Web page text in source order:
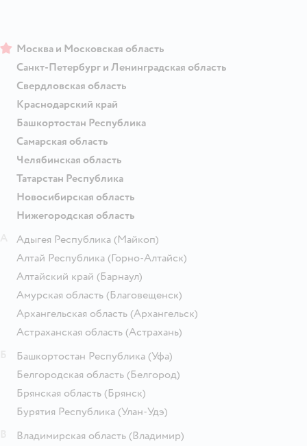
Москва и Московская область
Санкт-Петербург и Ленинградская область
Свердловская область
Краснодарский край
Башкортостан Республика
Самарская область
Челябинская область
Татарстан Республика
Новосибирская область
Нижегородская область
Адыгея Республика (Майкоп)
Алтай Республика (Горно-Алтайск)
Алтайский край (Барнаул)
Амурская область (Благовещенск)
Архангельская область (Архангельск)
Астраханская область (Астрахань)
Башкортостан Республика (Уфа)
Белгородская область (Белгород)
Брянская область (Брянск)
Бурятия Республика (Улан-Удэ)
Владимирская область (Владимир)